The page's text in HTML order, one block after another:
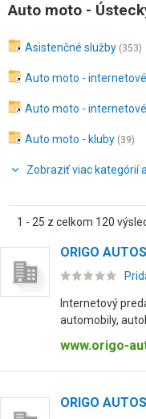
Auto moto -
Asistenčné služby (353)
Auto moto -
Auto moto -
Auto moto - kluby (39)
Zobraziť viac kategórií
1 - 25 z celkom 120
ORIGO
Internetový
automobily,
www.origo-
ORIGO